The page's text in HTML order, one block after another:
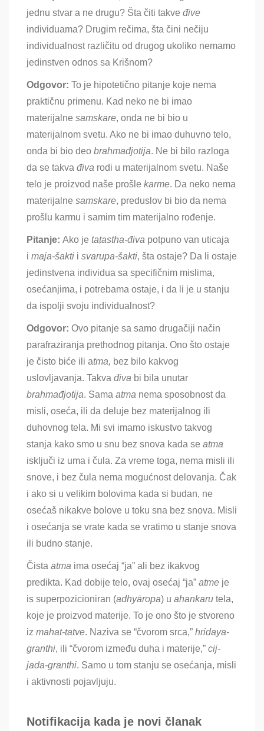
jednu stvar a ne drugu? Šta čiti takve đive
individuama? Drugim rečima, šta čini nečiju
individualnost različitu od drugog ukoliko nemamo
jedinstven odnos sa Krišnom?
Odgovor: To je hipotetično pitanje koje nema
praktičnu primenu. Kad neko ne bi imao
materijalne samskare, onda ne bi bio u
materijalnom svetu. Ako ne bi imao duhuvno telo,
onda bi bio deo brahmađjotija. Ne bi bilo razloga
da se takva điva rodi u materijalnom svetu. Naše
telo je proizvod naše prošle karme. Da neko nema
materijalne samskare, preduslov bi bio da nema
prošlu karmu i samim tim materijalno rođenje.
Pitanje: Ako je taṭastha-điva potpuno van uticaja
i maja-šakti i svarupa-šakti, šta ostaje? Da li ostaje
jedinstvena individua sa specifičnim mislima,
osećanjima, i potrebama ostaje, i da li je u stanju
da ispolji svoju individualnost?
Odgovor: Ovo pitanje sa samo drugačiji način
parafraziranja prethodnog pitanja. Ono što ostaje
je čisto biće ili atma, bez bilo kakvog
uslovljavanja. Takva điva bi bila unutar
brahmađjotija. Sama atma nema sposobnost da
misli, oseća, ili da deluje bez materijalnog ili
duhovnog tela. Mi svi imamo iskustvo takvog
stanja kako smo u snu bez snova kada se atma
isključi iz uma i čula. Za vreme toga, nema misli ili
snove, i bez čula nema mogućnost delovanja. Čak
i ako si u velikim bolovima kada si budan, ne
osećaš nikakve bolove u toku sna bez snova. Misli
i osećanja se vrate kada se vratimo u stanje snova
ili budno stanje.
Čista atma ima osećaj “ja” ali bez ikakvog
predikta. Kad dobije telo, ovaj osećaj “ja” atme je
is superpozicioniran (adhyāropa) u ahankaru tela,
koje je proizvod materije. To je ono što je stvoreno
iz mahat-tatve. Naziva se “čvorom srca,” hridaya-
granthi, ili “čvorom između duha i materije,” cij-
jada-granthi. Samo u tom stanju se osećanja, misli
i aktivnosti pojavljuju.
Notifikacija kada je novi članak